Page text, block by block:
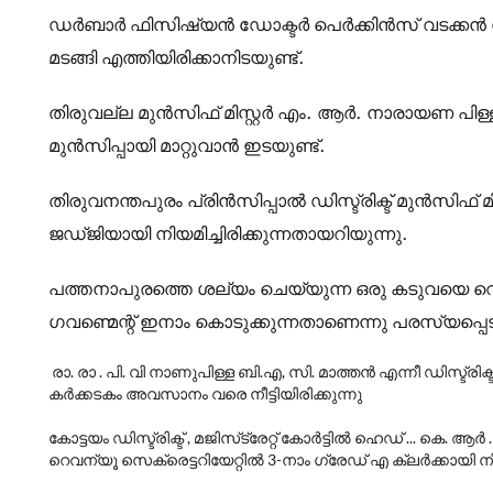
ഡർബാർ ഫിസിഷ്യൻ ഡോക്ടർ പെർക്കിൻസ് വടക്കൻ
മടങ്ങി എത്തിയിരിക്കാനിടയുണ്ട്.
തിരുവല്ല മുൻസിഫ് മിസ്റ്റർ എം. ആർ. നാരായണ
മുൻസിപ്പായി മാറ്റുവാൻ ഇടയുണ്ട്.
തിരുവനന്തപുരം പ്രിൻസിപ്പാൽ ഡിസ്ട്രിക്ട് മുൻസിഫ്
ജഡ്ജിയായി നിയമിച്ചിരിക്കുന്നതായറിയുന്നു.
പത്തനാപുരത്തെ ശല്യം ചെയ്യുന്ന ഒരു കടുവയെ
ഗവണ്മെന്റ് ഇനാം കൊടുക്കുന്നതാണെന്നു
രാ. രാ . പി. വി നാണുപിള്ള ബി.എ, സി. മാത്തൻ എന്നീ
കർക്കടകം അവസാനം വരെ നീട്ടിയിരിക്കുന്നു
കോട്ടയം ഡിസ്ട്രിക്ട് , മജിസ്‌ട്രേറ്റ് കോർട്ടിൽ ഹെഡ് ...
റെവന്യൂ സെക്രെട്ടറിയേറ്റിൽ 3-നാം ഗ്രേഡ് എ ക്ലർക്കായി